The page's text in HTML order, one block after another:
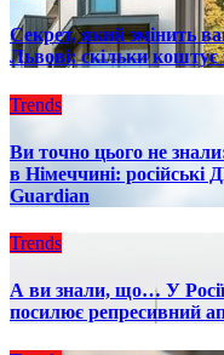
Секрет, який змінить
Львові: скільки
Trends
Ви точно цього не
в Німеччині:
Guardian
Trends
А ви знали, що… У
посилює репресивний